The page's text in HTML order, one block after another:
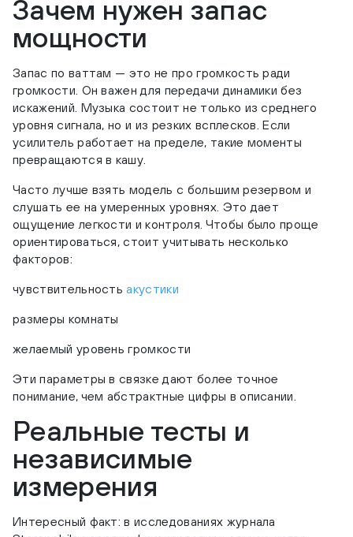
Зачем нужен запас
мощности
Запас по ваттам — это не про громкость ради
громкости. Он важен для передачи динамики без
искажений. Музыка состоит не только из среднего
уровня сигнала, но и из резких всплесков. Если
усилитель работает на пределе, такие моменты
превращаются в кашу.
Часто лучше взять модель с большим резервом и
слушать ее на умеренных уровнях. Это дает
ощущение легкости и контроля. Чтобы было проще
ориентироваться, стоит учитывать несколько
факторов:
чувствительностьакустики
размеры комнаты
желаемый уровень громкости
Эти параметры в связке дают более точное
понимание, чем абстрактные цифры в описании.
Реальные тесты и
независимые
измерения
Интересный факт: в исследованиях журнала